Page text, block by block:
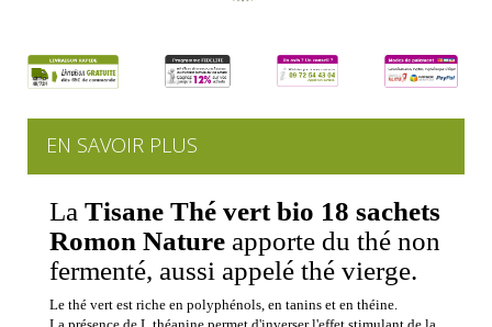
EN SAVOIR PLUS
La Tisane Thé vert bio 18 sachets
Romon Nature apporte du thé non
fermenté, aussi appelé thé vierge.
Le thé vert est riche en polyphénols, en tanins et en théine.